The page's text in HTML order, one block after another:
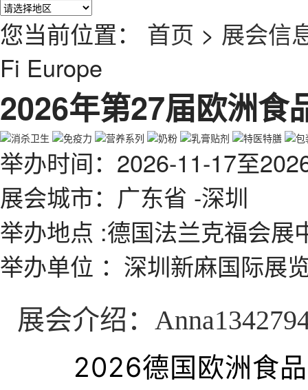
您当前位置： 首页 > 展会信
Fi Europe
2026年第27届欧洲
举办时间： 2026-11-17至
展会城市：广东省 -深圳
举办地点 :德国法兰克福会展
举办单位 ：深圳新麻国际展
展会介绍：
2026德国欧洲食